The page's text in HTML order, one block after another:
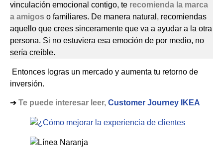
vinculación emocional contigo, te recomienda la marca
a amigos o familiares. De manera natural, recomiendas
aquello que crees sinceramente que va a ayudar a la otra
persona. Si no estuviera esa emoción de por medio, no
sería creíble.
Entonces logras un mercado y aumenta tu retorno de
inversión.
➔ Te puede interesar leer, Customer Journey IKEA